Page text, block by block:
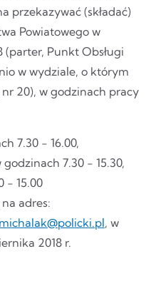
przekazywać (składać)
Powiatowego w
(parter, Punkt Obsługi
w wydziale, o którym
20), w godzinach pracy
7.30 - 16.00,
7.30 - 15.30,
- 15.00
adres:
michalak@policki.pl, w
2018 r.